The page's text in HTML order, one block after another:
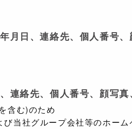
月日、連絡先、個人番号
連絡先、個人番号、顔写
含む)のため
当社グループ会社等のホー